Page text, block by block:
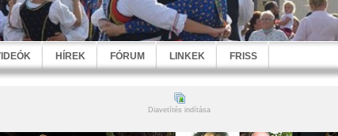
HÍREK FÓRUM LINKEK FRISS
Diavetítés indítása